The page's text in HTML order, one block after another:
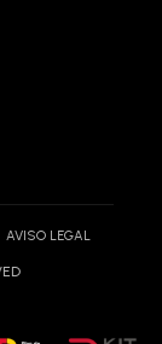
AVISO LEGAL